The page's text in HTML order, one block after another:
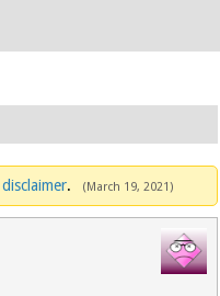
disclaimer. (March 19, 2021)